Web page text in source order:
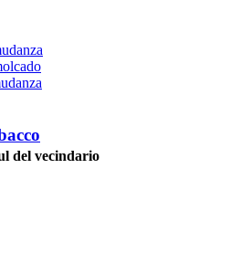
del vecindario